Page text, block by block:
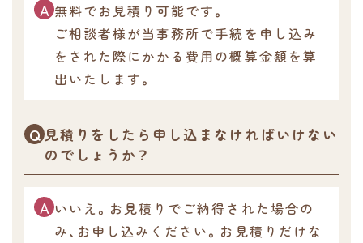
無料でお見積り可能です。
ご相談者様が当事務所で手続を申し込み
をされた際にかかる費用の概算金額を算
出いたします。
見積りをしたら申し込まなければいけない
のでしょうか？
いいえ。お見積りでご納得された場合の
み、お申し込みください。お見積りだけな